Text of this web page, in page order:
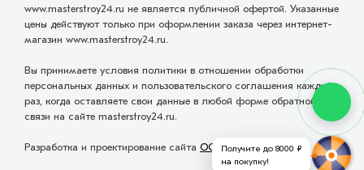
www.masterstroy24.ru не является публичной офертой. Указанные
цены действуют только при оформлении заказа через интернет-
магазин www.masterstroy24.ru.
Вы принимаете условия политики в отношении обработки
персональных данных и пользовательского соглашения каждый
раз, когда оставляете свои данные в любой форме обратной
связи на сайте masterstroy24.ru.
Разработка и проектирование сайта ООО "Мастервеб"
Получите до 8000 ₽
на покупку!